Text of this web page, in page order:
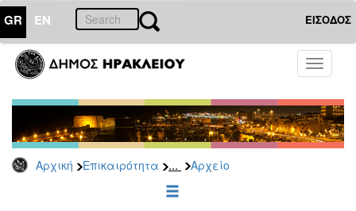
GR EN ΕΙΣΟΔΟΣ
Toggle
Αρχική Επικαιρότητα ... Αρχείο
ΕΠΙΚΑΙΡΟΤΗΤΑ
Παρατάξεις
Αρχείο